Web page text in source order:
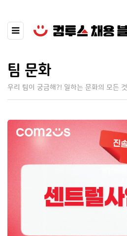
팀 문화
우리 팀이 궁금해?! 일하는 문화의 모든 것